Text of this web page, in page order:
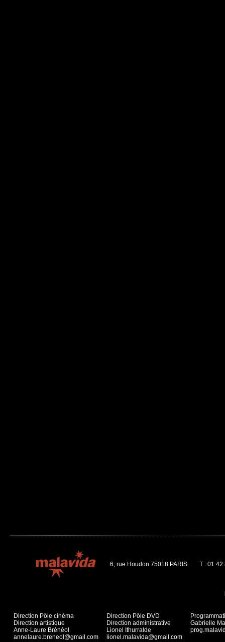
6, rue Houdon 75018 PARIS T : 01 42
Direction Pôle cinéma
Direction artistique
Anne-Laure Brénéol
annelaure.breneol@gmail.com
Direction Pôle DVD
Direction administrative
Lionel Ithurralde
lionel.malavida@gmail.com
Gabrielle